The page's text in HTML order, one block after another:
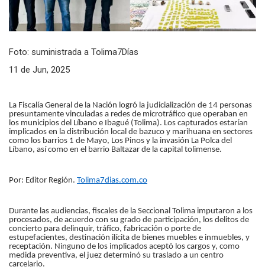
Foto: suministrada a Tolima7Días
11 de Jun, 2025
La Fiscalía General de la Nación logró la judicialización de 14 personas
presuntamente vinculadas a redes de microtráfico que operaban en
los municipios del Líbano e Ibagué (Tolima). Los capturados estarían
implicados en la distribución local de bazuco y marihuana en sectores
como los barrios 1 de Mayo, Los Pinos y la invasión La Polca del
Líbano, así como en el barrio Baltazar de la capital tolimense.
Por: Editor Región. Tolima7dias.com.co
Durante las audiencias, fiscales de la Seccional Tolima imputaron a los
procesados, de acuerdo con su grado de participación, los delitos de
concierto para delinquir, tráfico, fabricación o porte de
estupefacientes, destinación ilícita de bienes muebles e inmuebles, y
receptación. Ninguno de los implicados aceptó los cargos y, como
medida preventiva, el juez determinó su traslado a un centro
carcelario.